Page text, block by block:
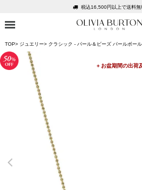
税込16,500円以上で送料無
会員登録で1,000円分のポイントプ
税込16,500円以上で送料無
TOP ジュエリー クラシック - パール＆ビーズ パールボー